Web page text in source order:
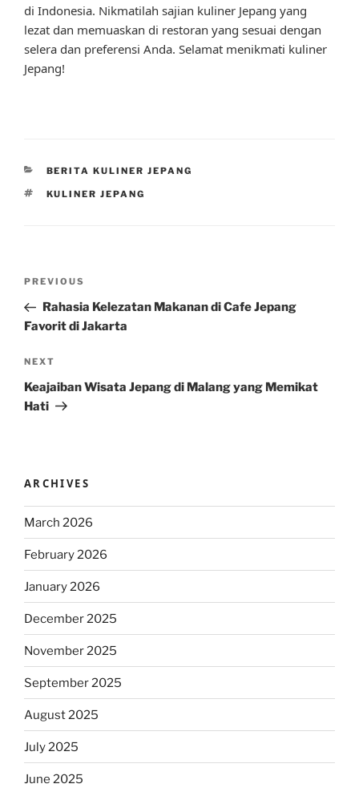
di Indonesia. Nikmatilah sajian kuliner Jepang yang
lezat dan memuaskan di restoran yang sesuai dengan
selera dan preferensi Anda. Selamat menikmati kuliner
Jepang!
CATEGORIES
BERITA KULINER JEPANG
TAGS
KULINER JEPANG
Previous
Post
PREVIOUS
Rahasia Kelezatan Makanan di Cafe Jepang
Favorit di Jakarta
Next
Post
NEXT
Keajaiban Wisata Jepang di Malang yang Memikat
Hati
ARCHIVES
March 2026
February 2026
January 2026
December 2025
November 2025
September 2025
August 2025
July 2025
June 2025